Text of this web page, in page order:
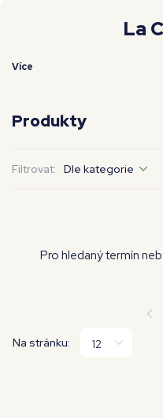
La
Více
Produkty
Filtrovat: Dle kategorie
Pro hledaný termín
Na stránku: